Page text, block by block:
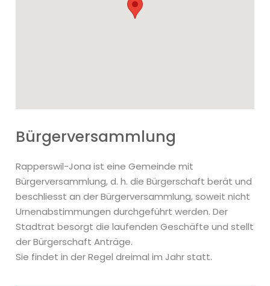
Bürgerversammlung
Rapperswil-Jona ist eine Gemeinde mit
Bürgerversammlung, d. h. die Bürgerschaft berät und
beschliesst an der Bürgerversammlung, soweit nicht
Urnenabstimmungen durchgeführt werden. Der
Stadtrat besorgt die laufenden Geschäfte und stellt
der Bürgerschaft Anträge.
Sie findet in der Regel dreimal im Jahr statt.